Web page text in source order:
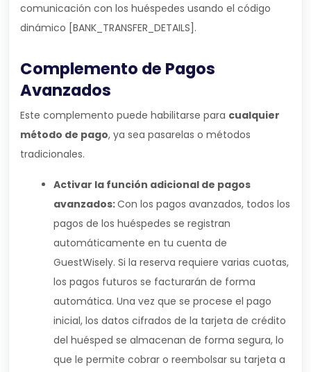
comunicación con los huéspedes usando el código
dinámico [BANK_TRANSFER_DETAILS].
Complemento de Pagos
Avanzados
Este complemento puede habilitarse para cualquier
método de pago, ya sea pasarelas o métodos
tradicionales.
Activar la función adicional de pagos
avanzados:Con los pagos avanzados, todos los
pagos de los huéspedes se registran
automáticamente en tu cuenta de
GuestWisely. Si la reserva requiere varias cuotas,
los pagos futuros se facturarán de forma
automática. Una vez que se procese el pago
inicial, los datos cifrados de la tarjeta de crédito
del huésped se almacenan de forma segura, lo
que le permite cobrar o reembolsar su tarjeta a